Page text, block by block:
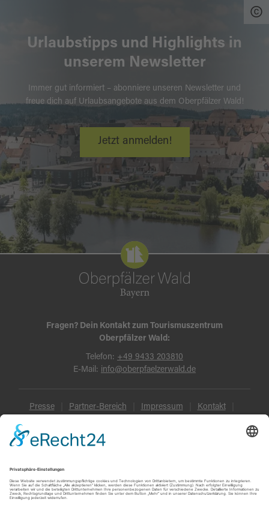
Urlaubstipps und Highlights in
unserem Newsletter
Immer gut informiert – abonniere unseren Newsletter und
freue dich auf Urlaubsangebote aus dem Oberpfälzer Wald!
Jetzt anmelden!
Fragen? Dein Kontakt zum Tourismuszentrum
Oberpfälzer Wald:
Telefon: +49 9433 203810
E-Mail: info@oberpfaelzerwald.de
Presse Partner-Bereich Impressum Kontakt
Datenschutz